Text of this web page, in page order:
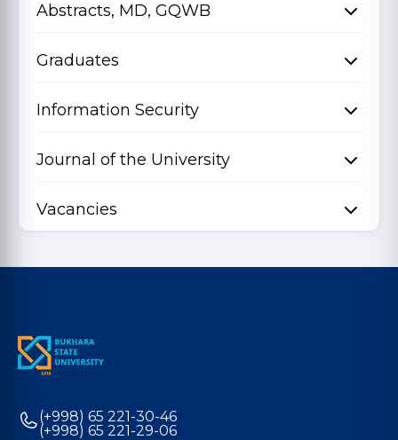
Abstracts, MD, GQWB
Graduates
Information Security
Journal of the University
Vacancies
(+998) 65 221-30-46
(+998) 65 221-29-06